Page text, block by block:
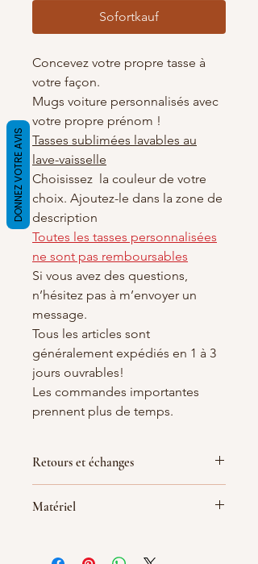
Sofortkauf
Concevez votre propre tasse à
votre façon.
Mugs voiture personnalisés avec
votre propre prénom !
Tasses sublimées lavables au
lave-vaisselle
Choisissez la couleur de votre
choix. Ajoutez-le dans la zone de
description
Toutes les tasses personnalisées
ne sont pas remboursables
Si vous avez des questions,
n’hésitez pas à m’envoyer un
message.
Tous les articles sont
généralement expédiés en 1 à 3
jours ouvrables!
Les commandes importantes
prennent plus de temps.
Retours et échanges
Mais n'hésitez pas à me contacter en
Matériel
Hauteur : 95 mm, Ø 82 mm,
DONNEZ VOTRE AVIS